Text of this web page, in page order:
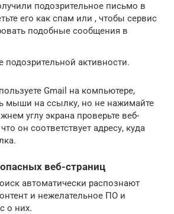
подозрительное письмо в
его как спам или , чтобы сервис
подобные сообщения в
подозрительной активности.
Gmail на компьютере,
мыши на ссылку, но не нажимайте
углу экрана проверьте веб-
он соответствует адресу, куда
веб-страниц
автоматически распознают
и нежелательное ПО и
о них.